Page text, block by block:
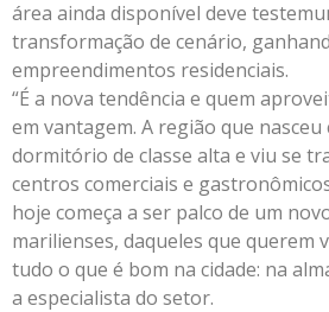
área ainda disponível deve
transformação de cenário,
empreendimentos residenciais.
“É a nova tendência e quem
em vantagem. A região que
dormitório de classe alta e viu se
centros comerciais e
hoje começa a ser palco de um
marilienses, daqueles que querem
tudo o que é bom na cidade: na
a especialista do setor.